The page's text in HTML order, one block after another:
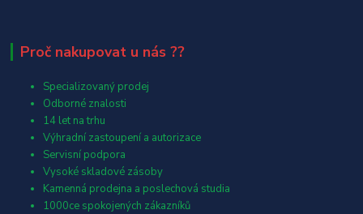
Proč nakupovat u nás ??
Specializovaný prodej
Odborné znalosti
14 let na trhu
Výhradní zastoupení a autorizace
Servisní podpora
Vysoké skladové zásoby
Kamenná prodejna a poslechová studia
1000ce spokojených zákazníků